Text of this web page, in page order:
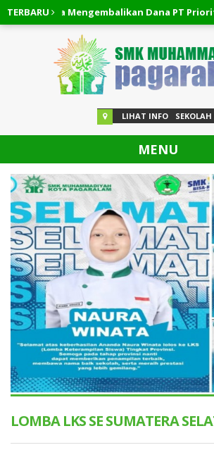
TERBARU
Cara Mengembalikan Dana PT Priority
Cara Pembatalan Pinjaman Easycash
LIHAT INFO SEKOLAH
MENU
LOMBA LKS SE SUMATERA